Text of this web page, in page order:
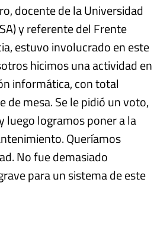
docente de la Universidad
y referente del Frente
estuvo involucrado en este
hicimos una actividad en
informática, con total
de mesa. Se le pidió un voto,
luego logramos poner a la
Queríamos
No fue demasiado
para un sistema de este